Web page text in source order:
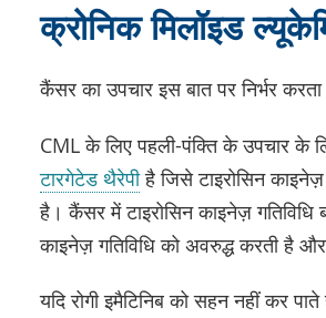
क्रोनिक मिलॉइड
कैंसर का उपचार इस बात पर निर्भर
CML के लिए पहली-पंक्ति के उपचार के
टारगेटेड थैरेपीहै जिसे टाइरोसिन काइनेज़
है। कैंसर में टाइरोसिन काइनेज़
काइनेज़ गतिविधि को अवरुद्ध करती है
यदि रोगी इमैटिनिब को सहन नहीं कर